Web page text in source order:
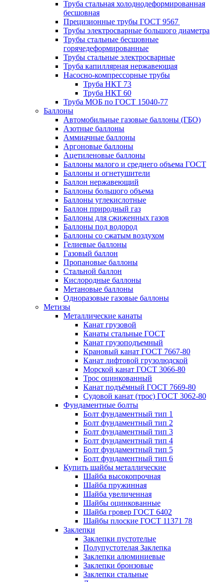
Труба стальная холоднодеформированная
бесшовная
Прецизионные трубы ГОСТ 9567
Трубы электросварные большого диаметра
Трубы стальные бесшовные
горячедеформированные
Трубы стальные электросварные
Труба капиллярная нержавеющая
Насосно-компрессорные трубы
Труба НКТ 73
Труба НКТ 60
Труба МОБ по ГОСТ 15040-77
Баллоны
Автомобильные газовые баллоны (ГБО)
Азотные баллоны
Аммиачные баллоны
Аргоновые баллоны
Ацетиленовые баллоны
Баллоны малого и среднего объема ГОСТ
Баллоны и огнетушители
Баллон нержавеющий
Баллоны большого объема
Баллоны углекислотные
Баллон природный газ
Баллоны для сжиженных газов
Баллоны под водород
Баллоны со сжатым воздухом
Гелиевые баллоны
Газовый баллон
Пропановые баллоны
Стальной баллон
Кислородные баллоны
Метановые баллоны
Одноразовые газовые баллоны
Метизы
Металлические канаты
Канат грузовой
Канаты стальные ГОСТ
Канат грузоподъемный
Крановый канат ГОСТ 7667-80
Канат лифтовой грузолюдской
Морской канат ГОСТ 3066-80
Трос оцинкованный
Канат подъёмный ГОСТ 7669-80
Судовой канат (трос) ГОСТ 3062-80
Фундаментные болты
Болт фундаментный тип 1
Болт фундаментный тип 2
Болт фундаментный тип 3
Болт фундаментный тип 4
Болт фундаментный тип 5
Болт фундаментный тип 6
Купить шайбы металлические
Шайба высокопрочная
Шайба пружинная
Шайба увеличенная
Шайбы оцинкованные
Шайба гровер ГОСТ 6402
Шайбы плоские ГОСТ 11371 78
Заклепки
Заклепки пустотелые
Полупустотелая Заклепка
Заклепки алюминиевые
Заклепки бронзовые
Заклепки стальные